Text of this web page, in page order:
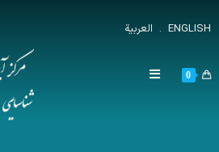
ENGLISH
. العربية
0